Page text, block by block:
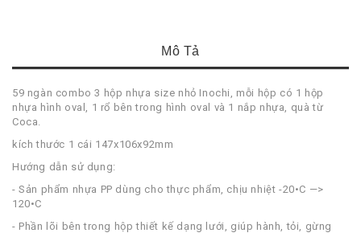
Mô Tả
59 ngàn combo 3 hộp nhựa size nhỏ Inochi, mỗi hộp có 1 hộp
nhựa hình oval, 1 rổ bên trong hình oval và 1 nắp nhựa, quà từ
Coca.
kích thước 1 cái 147x106x92mm
Hướng dẫn sử dụng:
- Sản phẩm nhựa PP dùng cho thực phẩm, chịu nhiệt -20•C —>
120•C
- Phần lõi bên trong hộp thiết kế dạng lưới, giúp hành, tỏi, gừng